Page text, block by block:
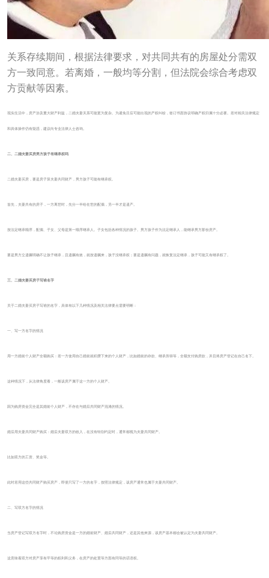
关系存续期间，根据法律要求，对共同共有的房屋处分需双
方一致同意。若离婚，一般均等分割，但法院会综合考虑双
方贡献等因素。
现实生活中，房产涉及重大财产利益，二婚夫妻关系可能更为复杂。为避免日后可能出现的产权纠纷，签订书面协议明确产权归属十分必要。若对相关法律规定
和具体操作仍有疑惑，建议向专业法律人士咨询。
二、二婚夫妻买房男方孩子有继承权吗
二婚夫妻买房，要是房子算夫妻共同财产，男方孩子可能有继承权。
首先，夫妻共有的房子，一方离世时，先分一半给在世的配偶，另一半才是遗产。
按法定继承顺序，配偶、子女、父母是第一顺序继承人。子女包括各种情况的孩子。男方孩子作为法定继承人，能继承男方那份房产。
要是男方立遗嘱明确不让孩子继承，且遗嘱有效，就按遗嘱来，孩子没继承权；要是遗嘱有问题，就恢复法定继承，孩子可能又有继承权了。
三、二婚夫妻买房子写谁名字
关于二婚夫妻买房子写谁的名字，具体有以下几种情况及相关法律要点需要明晰：
一、写一方名字的情况
用一方婚前个人财产全额购买：若一方使用自己婚前就积攒下来的个人财产，比如婚前的存款、继承所得等，全额支付购房款，并且将房产登记在自己名下。
这种情况下，从法律角度看，一般该房产属于这一方的个人财产。
因为购房资金完全是其婚前个人财产，不存在与婚后共同财产混淆的情况。
婚后用夫妻共同财产购买：婚后夫妻双方的收入，在没有特别约定时，通常都视为夫妻共同财产。
比如双方的工资、奖金等。
此时若用这些共同财产购买房产，即便只写了一方的名字，按照法律规定，该房产通常也属于夫妻共同财产。
二、写双方名字的情况
当房产登记写双方名字时，不论购房资金是一方的婚前财产、婚后共同财产，还是其他来源，该房产基本都会被认定为夫妻共同财产。
这意味着双方对房产享有平等的权利和义务，在房产的处置等方面有同等的话语权。